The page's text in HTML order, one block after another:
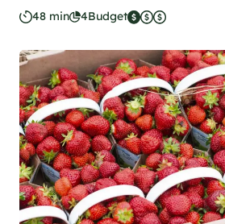
48 min 4Budget